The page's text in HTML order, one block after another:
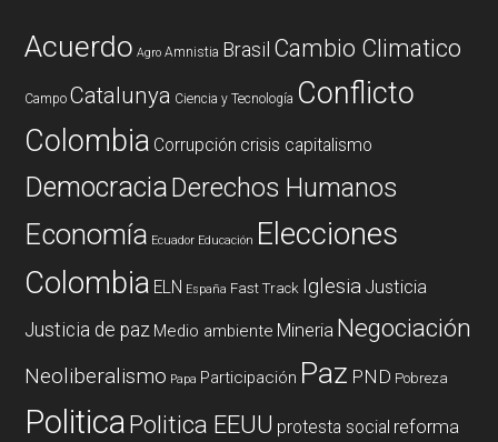
Acuerdo Agro Amnistia Brasil Cambio Climatico
Campo Catalunya Ciencia y Tecnología Conflicto
Colombia Corrupción crisis capitalismo
DemocraciaDerechos Humanos
Economía Ecuador Educación Elecciones
Colombia ELN España Fast Track Iglesia Justicia
Justicia de paz Medio ambiente Mineria Negociación
Neoliberalismo Papa Participación Paz PND Pobreza
PoliticaPolitica EEUU protesta social reforma